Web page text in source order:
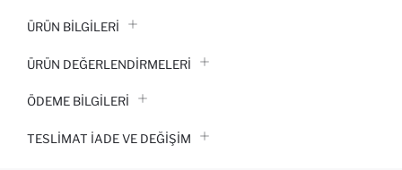
ÜRÜN BILGILERI
ÜRÜN DEĞERLENDİRMELERİ
ÖDEME BİLGİLERİ
TESLIMAT İADE VE DEĞIŞIM